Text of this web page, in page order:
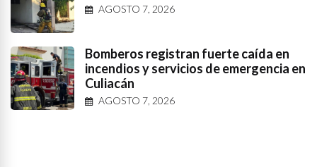
AGOSTO 7, 2026
Bomberos registran fuerte caída en
incendios y servicios de emergencia en
Culiacán
AGOSTO 7, 2026